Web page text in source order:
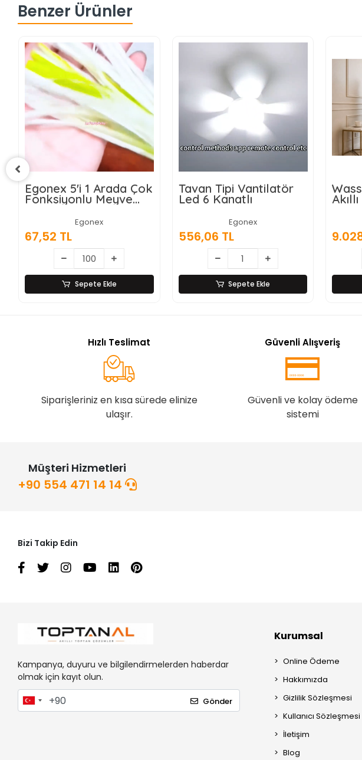
Benzer Ürünler
Egonex 5'i 1 Arada Çok
Fonksiyonlu Meyve
Sebze Soyacağı,
Jülyen Dilimleyici ve
Şişe Açacağı – Ahşap
Saplı Paslanmaz Çelik
Egonex
67,52 TL
Sepete Ekle
Tavan Tipi Vantilatör
Led 6 Kanatlı
Egonex
556,06 TL
Sepete Ekle
Hızlı Teslimat
Siparişleriniz en kısa sürede elinize
ulaşır.
Güvenli Alışveriş
Güvenli ve kolay ödeme
sistemi
Müşteri Hizmetleri
+90 554 471 14 14
Bizi Takip Edin
Kampanya, duyuru ve bilgilendirmelerden haberdar
olmak için kayıt olun.
Gönder
Kurumsal
Online Ödeme
Hakkımızda
Gizlilik Sözleşmesi
Kullanıcı Sözleşmesi
İletişim
Blog